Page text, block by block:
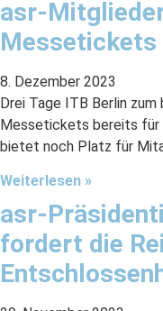
asr-
Messetickets
8. Dezember 2023
Drei Tage ITB Berlin
Messetickets bereits für
bietet noch Platz für
Weiterlesen »
asr-
fordert die